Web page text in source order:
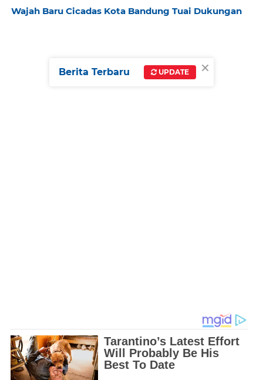
Wajah Baru Cicadas Kota Bandung Tuai Dukungan
×
Berita Terbaru UPDATE